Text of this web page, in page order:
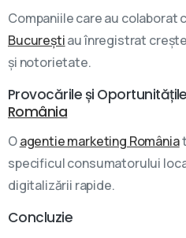
Companiile care au colaborat
Bucureștiau înregistrat
și notorietate.
Provocările și Oportunitățile
România
Oagentie marketing România
specificul consumatorului
digitalizării rapide.
Concluzie